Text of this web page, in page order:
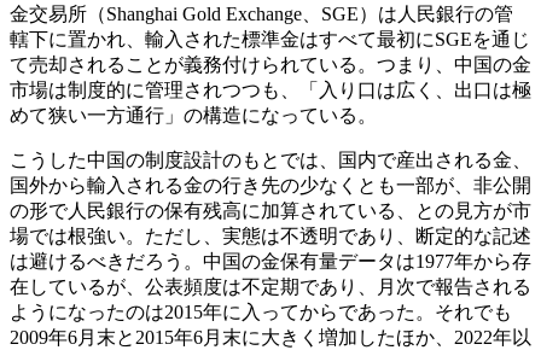
金交易所（Shanghai Gold Exchange、SGE）は人民銀行の管
轄下に置かれ、輸入された標準金はすべて最初にSGEを通じ
て売却されることが義務付けられている。つまり、中国の金
市場は制度的に管理されつつも、「入り口は広く、出口は極
めて狭い一方通行」の構造になっている。
こうした中国の制度設計のもとでは、国内で産出される金、
国外から輸入される金の行き先の少なくとも一部が、非公開
の形で人民銀行の保有残高に加算されている、との見方が市
場では根強い。ただし、実態は不透明であり、断定的な記述
は避けるべきだろう。中国の金保有量データは1977年から存
在しているが、公表頻度は不定期であり、月次で報告される
ようになったのは2015年に入ってからであった。それでも
2009年6月末と2015年6月末に大きく増加したほか、2022年以